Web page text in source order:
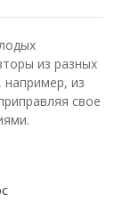
из разных
например, из
свое